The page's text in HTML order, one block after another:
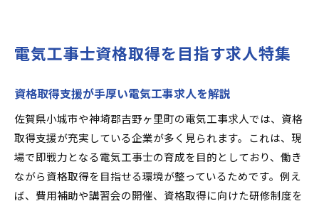
電気工事士資格取得を目指す求人特集
資格取得支援が手厚い電気工事求人を解説
佐賀県小城市や神埼郡吉野ヶ里町の電気工事求人では、資格
取得支援が充実している企業が多く見られます。これは、現
場で即戦力となる電気工事士の育成を目的としており、働き
ながら資格取得を目指せる環境が整っているためです。例え
ば、費用補助や講習会の開催、資格取得に向けた研修制度を